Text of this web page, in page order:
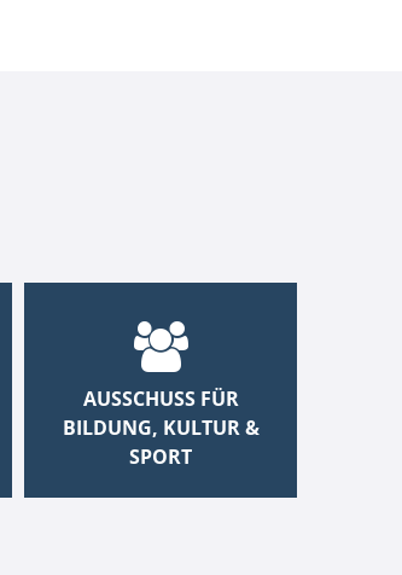
AUSSCHUSS FÜR
BILDUNG, KULTUR &
SPORT